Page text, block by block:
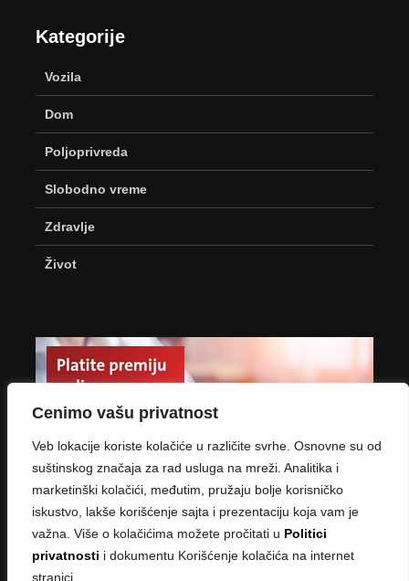
Cenimo vašu privatnost
Veb lokacije koriste kolačiće u različite svrhe. Osnovne su od
suštinskog značaja za rad usluga na mreži. Analitika i
marketinški kolačići, međutim, pružaju bolje korisničko
iskustvo, lakše korišćenje sajta i prezentaciju koja vam je
važna. Više o kolačićima možete pročitati u Politici
privatnosti i dokumentu Korišćenje kolačića na internet
stranici.
Kategorije
Vozila
Dom
Poljoprivreda
Slobodno vreme
Zdravlje
Život